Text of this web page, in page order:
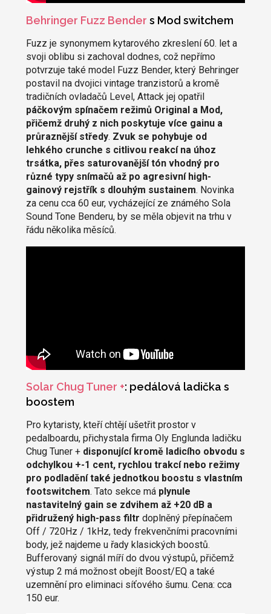
Behringer Fuzz Bender s Mod switchem
Fuzz je synonymem kytarového zkreslení 60. let a
svoji oblibu si zachoval dodnes, což nepřímo
potvrzuje také model Fuzz Bender, který Behringer
postavil na dvojici vintage tranzistorů a kromě
tradičních ovladačů Level, Attack jej opatřil
páčkovým spínačem režimů Original a Mod,
přičemž druhý z nich poskytuje více gainu a
průraznější středy. Zvuk se pohybuje od
lehkého crunche s citlivou reakcí na úhoz
trsátka, přes saturovanější tón vhodný pro
různé typy snímačů až po agresivní high-
gainový rejstřík s dlouhým sustainem. Novinka
za cenu cca 60 eur, vycházející ze známého Sola
Sound Tone Benderu, by se měla objevit na trhu v
řádu několika měsíců.
Solar Chug Tuner +: pedálová ladička s
boostem
Pro kytaristy, kteří chtějí ušetřit prostor v
pedalboardu, přichystala firma Oly Englunda ladičku
Chug Tuner + disponující kromě ladicího obvodu s
odchylkou +-1 cent, rychlou trakcí nebo režimy
pro podladění také jednotkou boostu s vlastním
footswitchem. Tato sekce má plynule
nastavitelný gain se zdvihem až +20 dB a
přidružený high-pass filtr doplněný přepínačem
Off / 720Hz / 1kHz, tedy frekvenčními pracovními
body, jež najdeme u řady klasických boostů.
Bufferovaný signál míří do dvou výstupů, přičemž
výstup 2 má možnost obejít Boost/EQ a také
uzemnění pro eliminaci síťového šumu. Cena: cca
150 eur.